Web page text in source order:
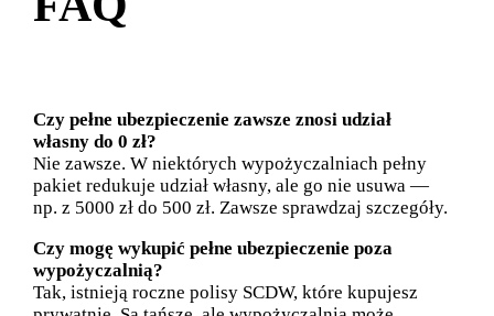
Czy pełne ubezpieczenie zawsze znosi udział
własny do 0 zł?
Nie zawsze. W niektórych wypożyczalniach pełny
pakiet redukuje udział własny, ale go nie usuwa —
np. z 5000 zł do 500 zł. Zawsze sprawdzaj szczegóły.
Czy mogę wykupić pełne ubezpieczenie poza
wypożyczalnią?
Tak, istnieją roczne polisy SCDW, które kupujesz